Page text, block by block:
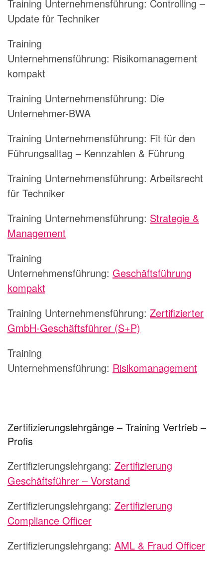
Training Unternehmensführung: Controlling –
Update für Techniker
Training
Unternehmensführung: Risikomanagement
kompakt
Training Unternehmensführung: Die
Unternehmer-BWA
Training Unternehmensführung: Fit für den
Führungsalltag – Kennzahlen & Führung
Training Unternehmensführung: Arbeitsrecht
für Techniker
Training Unternehmensführung: Strategie &
Management
Training
Unternehmensführung: Geschäftsführung
kompakt
Training Unternehmensführung: Zertifizierter
GmbH-Geschäftsführer (S+P)
Training
Unternehmensführung: Risikomanagement
Zertifizierungslehrgänge – Training Vertrieb –
Profis
Zertifizierungslehrgang: Zertifizierung
Geschäftsführer – Vorstand
Zertifizierungslehrgang: Zertifizierung
Compliance Officer
Zertifizierungslehrgang: AML & Fraud Officer